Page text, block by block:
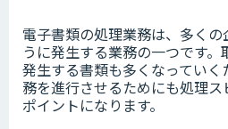
電子書類の処理業務は、多く
うに発生する業務の一つです。
発生する書類も多くなってい
務を進行させるためにも処理
ポイントになります。